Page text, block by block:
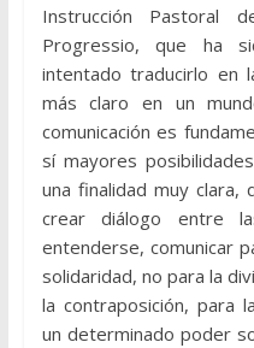
Instrucción Pastoral
Progressio, que ha
intentado traducirlo en
más claro en un
comunicación es
sí mayores
una finalidad muy clara,
crear diálogo entre
entenderse, comunicar
solidaridad, no para la
la contraposición, para
un determinado poder